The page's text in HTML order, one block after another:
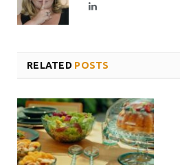
LinkedIn
RELATED POSTS